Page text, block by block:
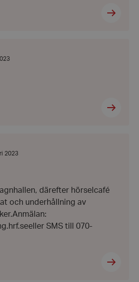
2023
därefter hörselcafé
och underhållning av
SMS till 070-